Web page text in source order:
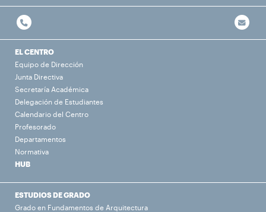
EL CENTRO
Equipo de Dirección
Junta Directiva
Secretaría Académica
Delegación de Estudiantes
Calendario del Centro
Profesorado
Departamentos
Normativa
HUB
ESTUDIOS DE GRADO
Grado en Fundamentos de Arquitectura